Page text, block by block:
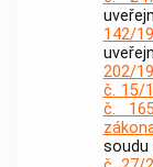
142/
202/
č. 15/
č.
soudu